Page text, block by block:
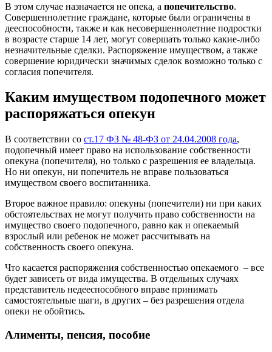
В этом случае назначается не опека, а попечительство.
Совершеннолетние граждане, которые были ограничены в
дееспособности, также и как несовершеннолетние подростки
в возрасте старше 14 лет, могут совершать только какие-либо
незначительные сделки. Распоряжение имуществом, а также
совершение юридически значимых сделок возможно только с
согласия попечителя.
Каким имуществом подопечного может
распоряжаться опекун
В соответствии со ст.17 ФЗ № 48-ФЗ от 24.04.2008 года,
подопечный имеет право на использование собственности
опекуна (попечителя), но только с разрешения ее владельца.
Но ни опекун, ни попечитель не вправе пользоваться
имуществом своего воспитанника.
Второе важное правило: опекуны (попечители) ни при каких
обстоятельствах не могут получить право собственности на
имущество своего подопечного, равно как и опекаемый
взрослый или ребенок не может рассчитывать на
собственность своего опекуна.
Что касается распоряжения собственностью опекаемого – все
будет зависеть от вида имущества. В отдельных случаях
представитель недееспособного вправе принимать
самостоятельные шаги, в других – без разрешения отдела
опеки не обойтись.
Алименты, пенсия, пособие